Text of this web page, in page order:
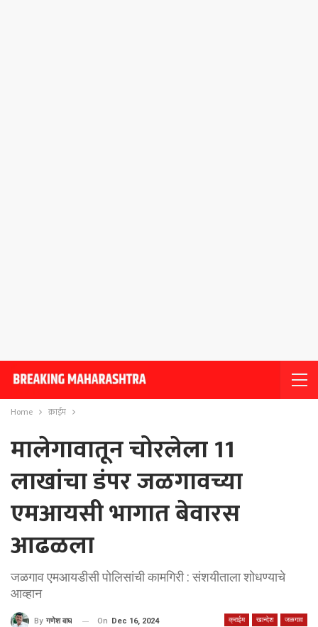
Home क्राईम
मालेगावातून चोरलेला 11
लाखांचा डंपर जळगावच्या
एमआयसी भागात बेवारस
आढळला
जळगाव एमआयडीसी पोलिसांची कामगिरी : संशयीताला शोधण्याचे
आव्हान
क्राईम खान्देश जळगाव
By गणेश वाघ On Dec 16, 2024